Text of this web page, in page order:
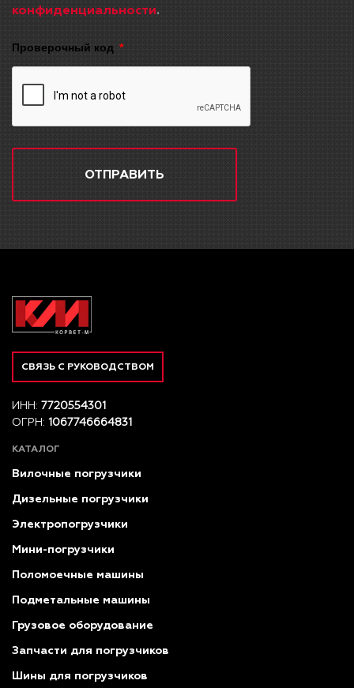
конфиденциальности.
Проверочный код
ОТПРАВИТЬ
СВЯЗЬ С РУКОВОДСТВОМ
ИНН: 7720554301
ОГРН: 1067746664831
КАТАЛОГ
Вилочные погрузчики
Дизельные погрузчики
Электропогрузчики
Мини-погрузчики
Поломоечные машины
Подметальные машины
Грузовое оборудование
Запчасти для погрузчиков
Шины для погрузчиков